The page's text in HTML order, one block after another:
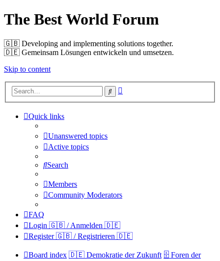
The Best World Forum
🇬🇧️ Developing and implementing solutions together.
🇩🇪️ Gemeinsam Lösungen entwickeln und umsetzen.
Skip to content
Search
Quick links
Unanswered topics
Active topics
Search
Members
Community Moderators
FAQ
Login 🇬🇧 / Anmelden 🇩🇪
Register 🇬🇧 / Registrieren 🇩🇪
Board index 🇩🇪 Demokratie der Zukunft 🗄️ Foren der